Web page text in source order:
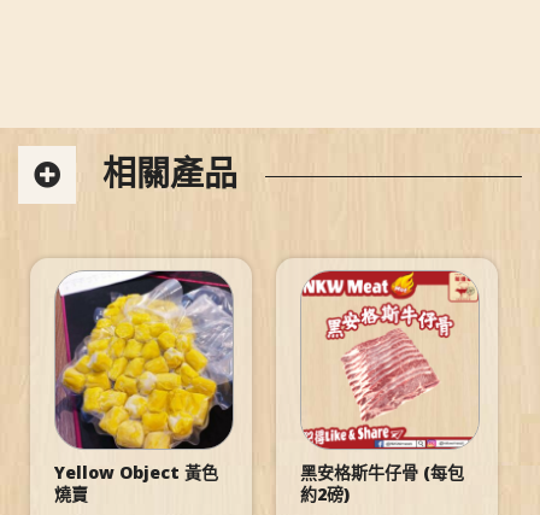
相關產品
Yellow Object 黃色
燒賣
黑安格斯牛仔骨 (每包
約2磅)